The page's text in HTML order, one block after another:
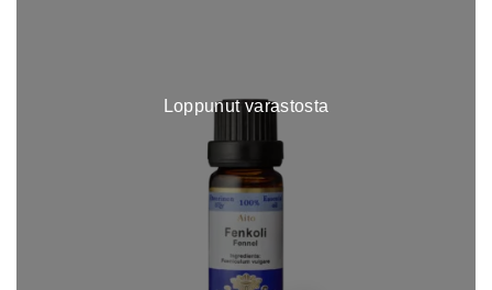
Loppunut varastosta